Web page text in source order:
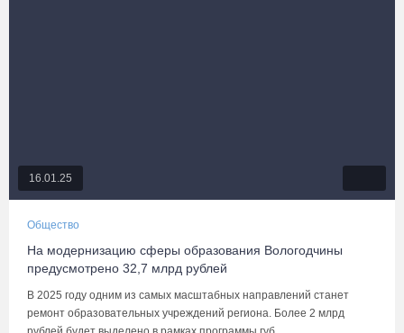
16.01.25
Общество
На модернизацию сферы образования Вологодчины
предусмотрено 32,7 млрд рублей
В 2025 году одним из самых масштабных направлений станет
ремонт образовательных учреждений региона. Более 2 млрд